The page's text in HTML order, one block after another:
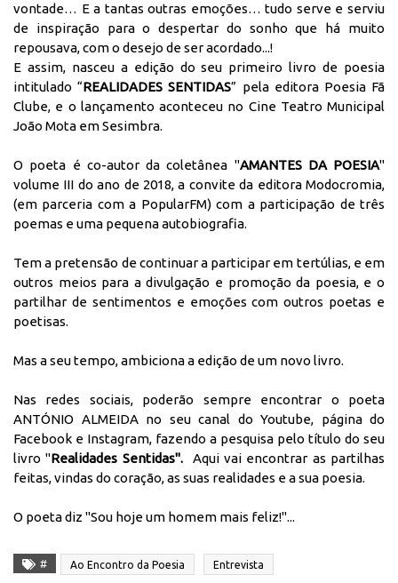
vontade… E a tantas outras emoções… tudo serve e serviu
de inspiração para o despertar do sonho que há muito
repousava, com o desejo de ser acordado...!
E assim, nasceu a edição do seu primeiro livro de poesia
intitulado “REALIDADES SENTIDAS” pela editora Poesia Fã
Clube, e o lançamento aconteceu no Cine Teatro Municipal
João Mota em Sesimbra.
O poeta é co-autor da coletânea "AMANTES DA POESIA"
volume III do ano de 2018, a convite da editora Modocromia,
(em parceria com a PopularFM) com a participação de três
poemas e uma pequena autobiografia.
Tem a pretensão de continuar a participar em tertúlias, e em
outros meios para a divulgação e promoção da poesia, e o
partilhar de sentimentos e emoções com outros poetas e
poetisas.
Mas a seu tempo, ambiciona a edição de um novo livro.
Nas redes sociais, poderão sempre encontrar o poeta
ANTÓNIO ALMEIDA no seu canal do Youtube, página do
Facebook e Instagram, fazendo a pesquisa pelo título do seu
livro "Realidades Sentidas".Aqui vai encontrar as partilhas
feitas, vindas do coração, as suas realidades e a sua poesia.
O poeta diz "Sou hoje um homem mais feliz!"...
# Ao Encontro da Poesia Entrevista